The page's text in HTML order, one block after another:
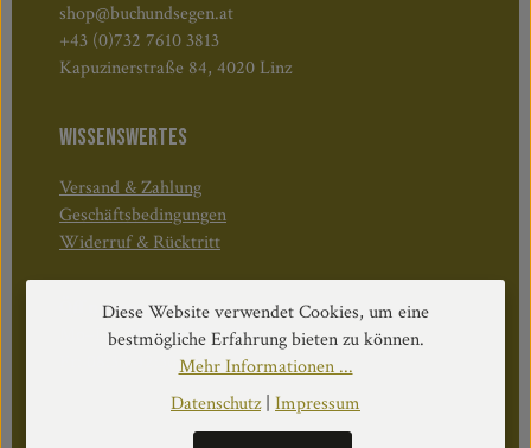
shop@buchundsegen.at
+43 (0)732 7610 3813
Kapuzinerstraße 84, 4020 Linz
WISSENSWERTES
Versand & Zahlung
Geschäftsbedingungen
Widerruf & Rücktritt
Öffnungszeiten:
Mo–Do: 08:30–17:00 Uhr
Fr: 08:30–12:30 Uhr
Diese Website verwendet Cookies, um eine
bestmögliche Erfahrung bieten zu können.
Mehr Informationen ...
Datenschutz| Impressum